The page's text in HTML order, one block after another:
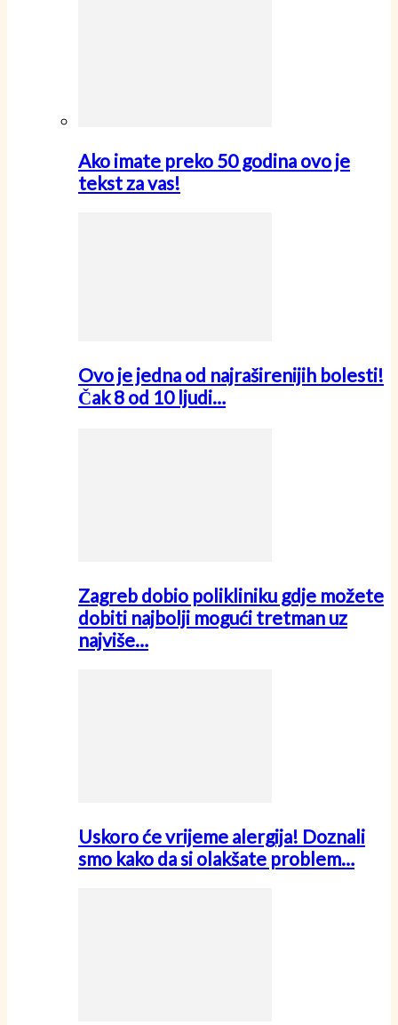
Ako imate preko 50 godina ovo je
tekst za vas!
Ovo je jedna od najraširenijih bolesti!
Čak 8 od 10 ljudi…
Zagreb dobio polikliniku gdje možete
dobiti najbolji mogući tretman uz
najviše…
Uskoro će vrijeme alergija! Doznali
smo kako da si olakšate problem…